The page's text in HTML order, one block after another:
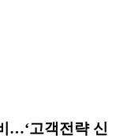
…‘고객전략 신